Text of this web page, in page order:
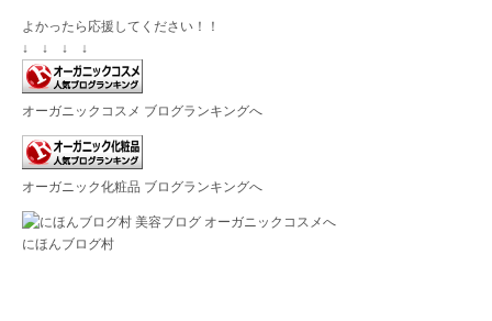
よかったら応援してください！！
↓ ↓ ↓ ↓
オーガニックコスメ ブログランキングへ
オーガニック化粧品 ブログランキングへ
にほんブログ村